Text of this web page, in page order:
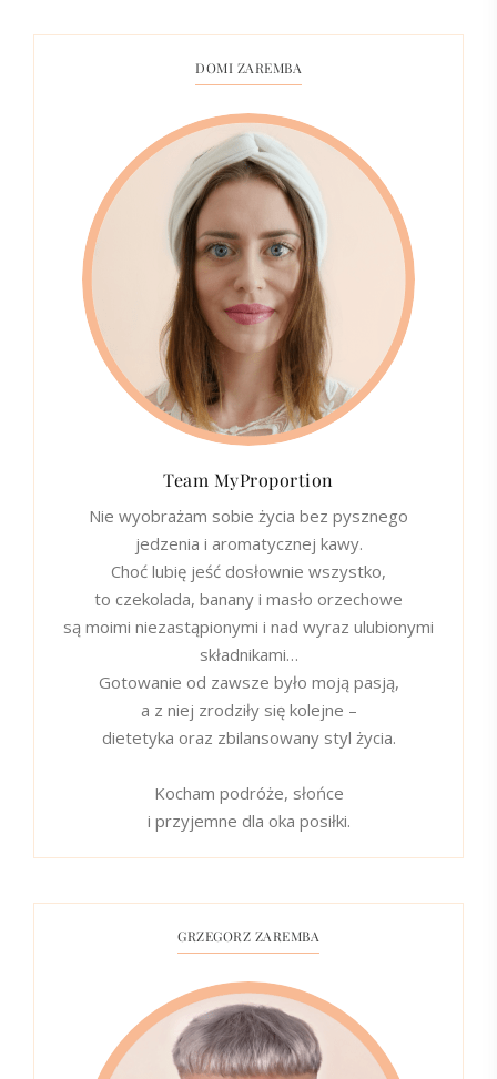
DOMI ZAREMBA
Team MyProportion
Nie wyobrażam sobie życia bez pysznego
jedzenia i aromatycznej kawy.
Choć lubię jeść dosłownie wszystko,
to czekolada, banany i masło orzechowe
są moimi niezastąpionymi i nad wyraz ulubionymi
składnikami…
Gotowanie od zawsze było moją pasją,
a z niej zrodziły się kolejne –
dietetyka oraz zbilansowany styl życia.
Kocham podróże, słońce
i przyjemne dla oka posiłki.
GRZEGORZ ZAREMBA